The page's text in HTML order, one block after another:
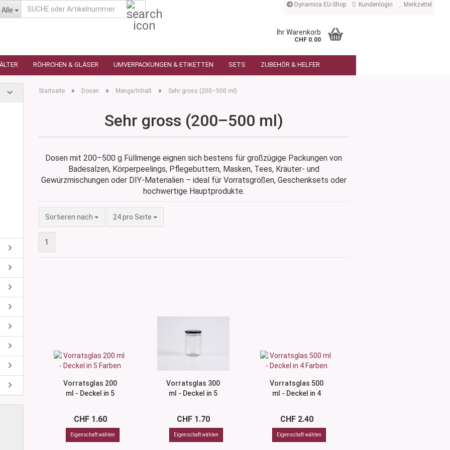
Dynamica EU-Shop Kundenlogin Merkzettel
Alle
oder
Artikelnummer
Ihr Warenkorb
CHF 0.00
ml)
ml)
ml)
ml)
250 ml & 500
250 ml &
ml & 500 ml
250 ml &
RÖHRCHEN & GLÄSER UMVERPACKUNGEN & ETIKETTEN SETS ZUBEHÖR & HELFER
Startseite » Dosen » Menge/Inhalt » Sehr gross (200–500 ml)
Sehr gross (200–500 ml)
Dosen mit 200–500 g Füllmenge eignen sich bestens für großzügige Packungen von
Badesalzen, Körperpeelings, Pflegebuttern, Masken, Tees, Kräuter- und
Gewürzmischungen oder DIY-Materialien – ideal für Vorratsgrößen, Geschenksets oder
hochwertige Hauptprodukte.
Sortieren nach
Sortieren nach 24 pro Seite
pro Seite
1
Vorratsglas 200
ml - Deckel in 5
CHF 1.60
Vorratsglas 300
ml - Deckel in 5
CHF 1.70
Vorratsglas 500
ml - Deckel in 4
CHF 2.40